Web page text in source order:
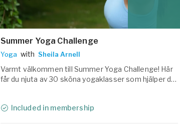
Summer Yoga Challenge
Yoga with Sheila Arnell
Varmt välkommen till Summer Yoga Challenge! Här
får du njuta av 30 sköna yogaklasser som hjälper dig
Included in membership